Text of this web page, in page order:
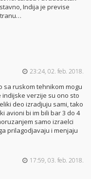
Indija je previse
23:24, 02. feb. 2018.
sa ruskom tehnikom mogu
indijske verzije su ono sto
deo izradjuju sami, tako
avioni bi im bili bar 3 do 4
samo izraelci
prilagodjavaju i menjaju
17:59, 03. feb. 2018.